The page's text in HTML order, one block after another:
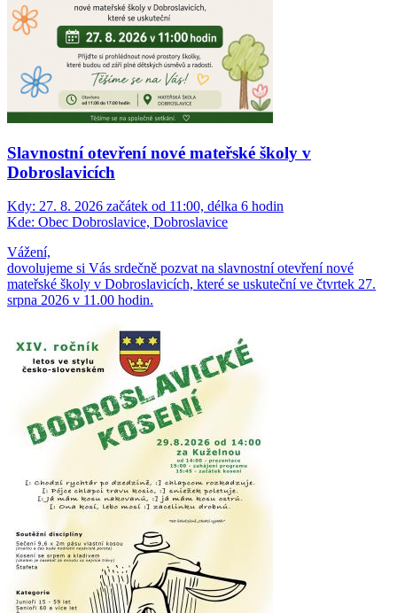
Slavnostní otevření nové mateřské školy v
Dobroslavicích
Kdy: 27. 8. 2026 začátek od 11:00, délka 6 hodin
Kde: Obec Dobroslavice, Dobroslavice
Vážení,
dovolujeme si Vás srdečně pozvat na slavnostní otevření nové
mateřské školy v Dobroslavicích, které se uskuteční ve čtvrtek 27.
srpna 2026 v 11.00 ho­din.